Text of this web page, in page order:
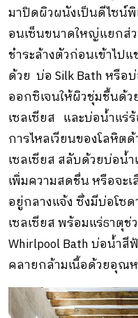
มาปิดผิวผนังเป็นดีไซน์พิ
อนเซ็นขนาดใหญ่แยกส่
ชำระล้างตัวก่อนเข้าไป
ด้วย บ่อ Silk Bath หรือ
ออกซิเจนให้ผิวชุ่มชื้นด้
เซลเซียส และบ่อน้ำแร่
การไหลเวียนของโลหิต
เซลเซียส สลับด้วยบ่อน้ำ
เพิ่มความสดชื่น หรือจะ
อยู่กลางแจ้ง ซึ่งมีบ่อโซ
เซลเซียส พร้อมแร่ธาตุ
Whirlpool Bath บ่อน้ำ
คลายกล้ามเนื้อด้วยอุณห